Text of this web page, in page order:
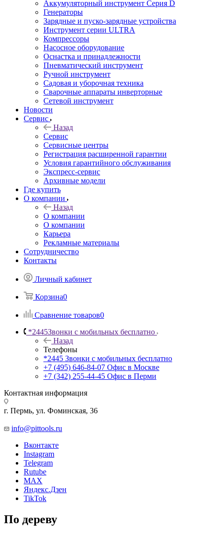
Аккумуляторный инструмент Серия D
Генераторы
Зарядные и пуско-зарядные устройства
Инструмент серии ULTRA
Компрессоры
Насосное оборудование
Оснастка и принадлежности
Пневматический инструмент
Ручной инструмент
Садовая и уборочная техника
Сварочные аппараты инверторные
Сетевой инструмент
Новости
Сервис
Назад
Сервис
Сервисные центры
Регистрация расширенной гарантии
Условия гарантийного обслуживания
Экспресс-сервис
Архивные модели
Где купить
О компании
Назад
О компании
О компании
Карьера
Рекламные материалы
Сотрудничество
Контакты
Личный кабинет
Корзина0
Сравнение товаров0
*2445Звонки с мобильных бесплатно
Назад
Телефоны
*2445 Звонки с мобильных бесплатно
+7 (495) 646-84-07 Офис в Москве
+7 (342) 255-44-45 Офис в Перми
Контактная информация
г. Пермь, ул. Фоминская, 36
info@pittools.ru
Вконтакте
Instagram
Telegram
Rutube
MAX
Яндекс.Дзен
TikTok
По дереву